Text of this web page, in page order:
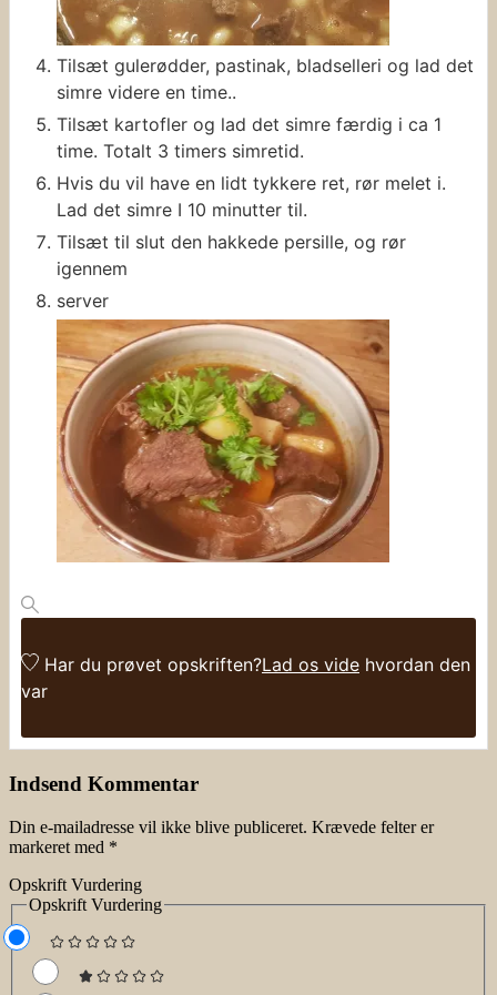
Tilsæt gulerødder, pastinak, bladselleri og lad det
simre videre en time..
Tilsæt kartofler og lad det simre færdig i ca 1
time. Totalt 3 timers simretid.
Hvis du vil have en lidt tykkere ret, rør melet i.
Lad det simre I 10 minutter til.
Tilsæt til slut den hakkede persille, og rør
igennem
server
Har du prøvet opskriften?Lad os vide hvordan den
var
Indsend Kommentar
Din e-mailadresse vil ikke blive publiceret. Krævede felter er
markeret med *
Opskrift Vurdering
Opskrift Vurdering